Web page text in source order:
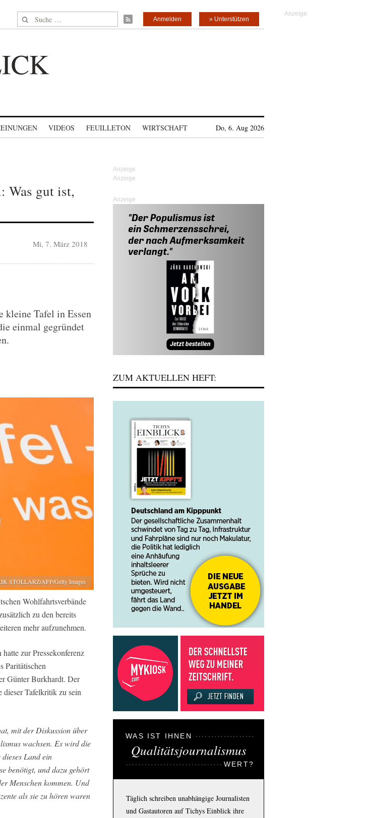
Suche nach: » Unterstützen
Anmelden
VIDEOS FEUILLETON WIRTSCHAFT Do, 6. Aug 2026
Was gut ist,
Mi, 7. März 2018
kleine Tafel in Essen
einmal gegründet
STOLLARZ/AFP/Getty Images
Wohlfahrtsverbände
zu den bereits
mehr aufzunehmen.
zur Pressekonferenz
Paritätischen
Günter Burkhardt. Der
dieser Tafelkritik zu sein
mit der Diskussion über
wachsen. Es wird die
Land ein
benötigt, und dazu gehört
Menschen kommen. Und
als sie zu hören waren
Anzeige
ZUM AKTUELLEN HEFT:
WAS IST IHNEN
Qualitätsjournalismus
WERT?
Täglich schreiben unabhängige Journalisten
und Gastautoren auf Tichys Einblick ihre